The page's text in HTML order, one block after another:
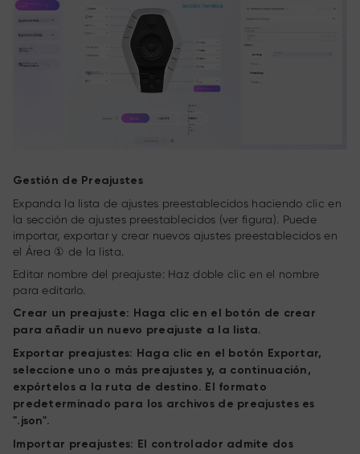
Gestión de Preajustes
Expanda la lista de ajustes preestablecidos haciendo clic en
la sección de ajustes preestablecidos (ver figura). Puede
importar, exportar y crear nuevos ajustes preestablecidos en
el Área ① de la lista.
Editar nombre del preajuste: Haz doble clic en el nombre
para editarlo.
Crear un preajuste: Haga clic en el botón de crear
para añadir un nuevo preajuste a la lista.
Exportar preajustes: Haga clic en el botón Exportar,
seleccione uno o más preajustes y, a continuación,
expórtelos a la ruta de destino. El formato
predeterminado para los archivos de preajustes es
".json".
Importar preajustes: El controlador admite dos